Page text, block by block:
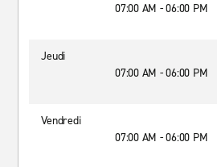
07:00 AM - 06:00 PM
Jeudi
07:00 AM - 06:00 PM
Vendredi
07:00 AM - 06:00 PM